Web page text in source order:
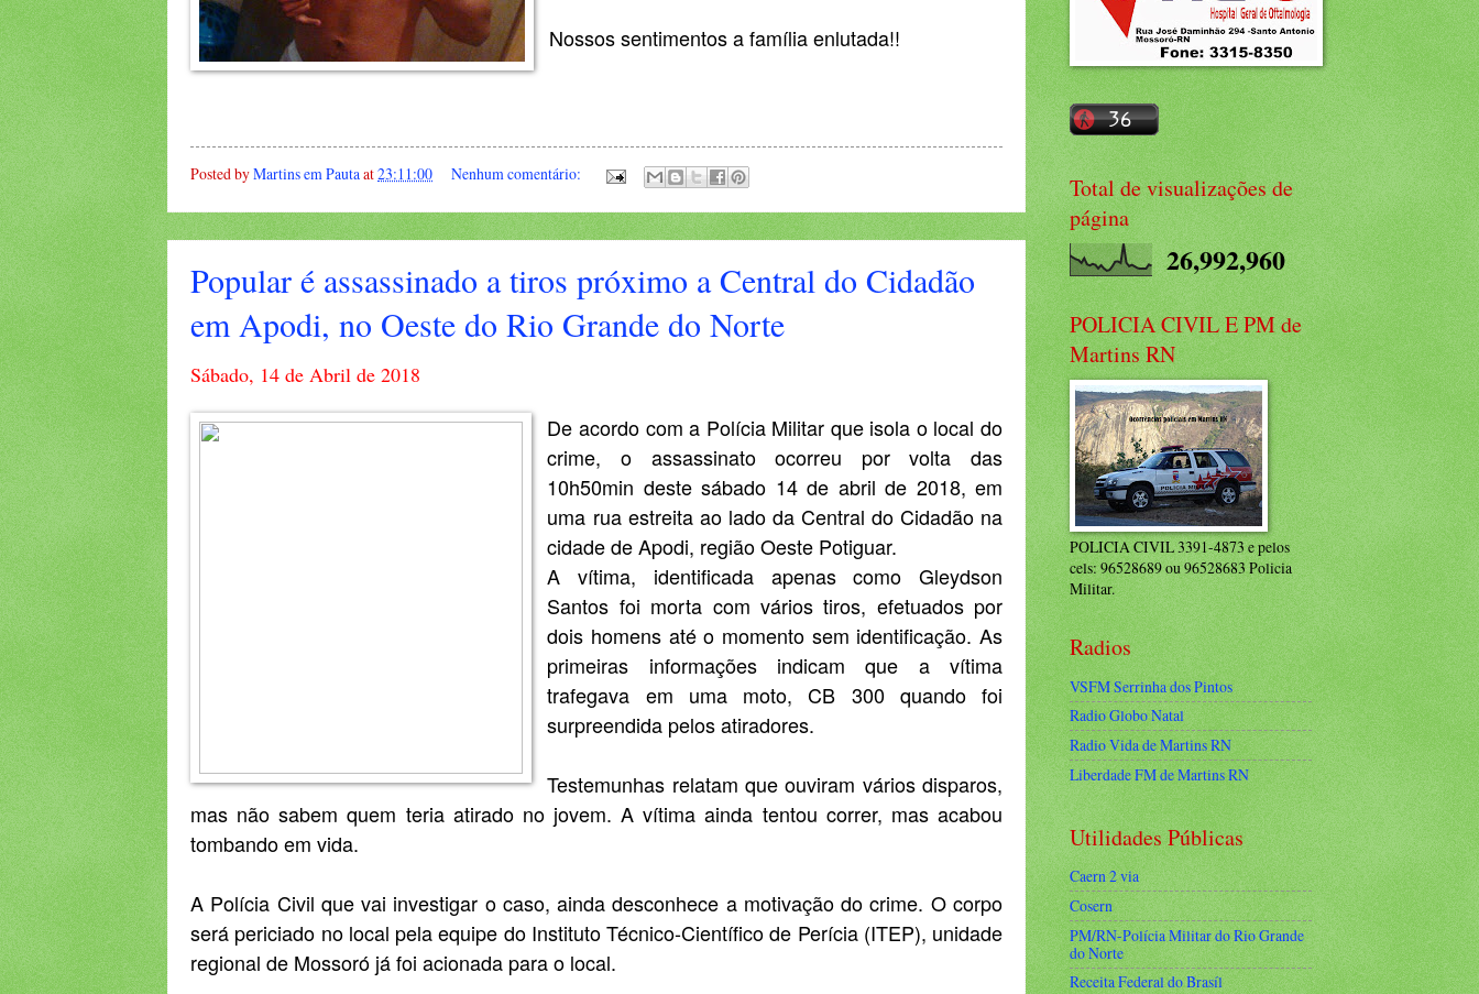
Nossos sentimentos a família enlutada!!
Posted byMartins em Pautaat23:11:00 Nenhum comentário:
Popular é assassinado a tiros próximo a Central do Cidadão
em Apodi, no Oeste do Rio Grande do Norte
Sábado, 14 de Abril de 2018
De acordo com a Polícia Militar que isola o local do
crime, o assassinato ocorreu por volta das
10h50min deste sábado 14 de abril de 2018, em
uma rua estreita ao lado da Central do Cidadão na
cidade de Apodi, região Oeste Potiguar.
A vítima, identificada apenas como Gleydson
Santos foi morta com vários tiros, efetuados por
dois homens até o momento sem identificação. As
primeiras informações indicam que a vítima
trafegava em uma moto, CB 300 quando foi
surpreendida pelos atiradores.
Testemunhas relatam que ouviram vários disparos,
mas não sabem quem teria atirado no jovem. A vítima ainda tentou correr, mas acabou
tombando em vida.
A Polícia Civil que vai investigar o caso, ainda desconhece a motivação do crime. O corpo
será periciado no local pela equipe do Instituto Técnico-Científico de Perícia (ITEP), unidade
regional de Mossoró já foi acionada para o local.
Total de visualizações de
página
26,992,960
POLICIA CIVIL E PM de
Martins RN
POLICIA CIVIL 3391-4873 e pelos
cels: 96528689 ou 96528683 Policia
Militar.
Radios
VSFM Serrinha dos Pintos
Radio Globo Natal
Radio Vida de Martins RN
Liberdade FM de Martins RN
Utilidades Públicas
Caern 2 via
Cosern
PM/RN-Polícia Militar do Rio Grande
do Norte
Receita Federal do Brasíl